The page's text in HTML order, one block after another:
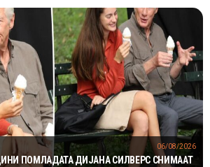
ПОМЛАДАТА ДИЈАНА СИЛВЕРС СНИМААТ
06/08/2026